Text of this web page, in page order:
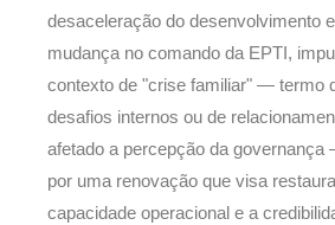
desaceleração do desenvolvimento
mudança no comando da EPTI,
contexto de "crise familiar" — termo
desafios internos ou de
afetado a percepção da
por uma renovação que visa
capacidade operacional e a